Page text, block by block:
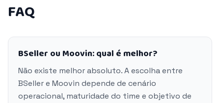
FAQ
BSeller ou Moovin: qual é melhor?
Não existe melhor absoluto. A escolha entre
BSeller e Moovin depende de cenário
operacional, maturidade do time e objetivo de